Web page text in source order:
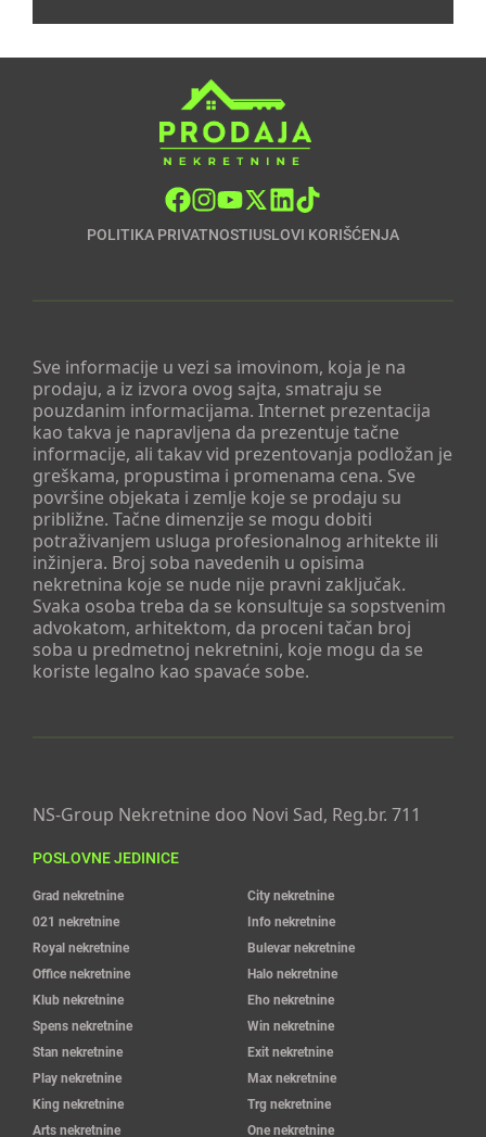
POLITIKA PRIVATNOSTIUSLOVI KORIŠĆENJA
Sve informacije u vezi sa imovinom, koja je na
prodaju, a iz izvora ovog sajta, smatraju se
pouzdanim informacijama. Internet prezentacija
kao takva je napravljena da prezentuje tačne
informacije, ali takav vid prezentovanja podložan je
greškama, propustima i promenama cena. Sve
površine objekata i zemlje koje se prodaju su
približne. Tačne dimenzije se mogu dobiti
potraživanjem usluga profesionalnog arhitekte ili
inžinjera. Broj soba navedenih u opisima
nekretnina koje se nude nije pravni zaključak.
Svaka osoba treba da se konsultuje sa sopstvenim
advokatom, arhitektom, da proceni tačan broj
soba u predmetnoj nekretnini, koje mogu da se
koriste legalno kao spavaće sobe.
NS-Group Nekretnine doo Novi Sad, Reg.br. 711
POSLOVNE JEDINICE
Grad nekretnine
City nekretnine
021 nekretnine
Info nekretnine
Royal nekretnine
Bulevar nekretnine
Office nekretnine
Halo nekretnine
Klub nekretnine
Eho nekretnine
Spens nekretnine
Win nekretnine
Stan nekretnine
Exit nekretnine
Play nekretnine
Max nekretnine
King nekretnine
Trg nekretnine
Arts nekretnine
One nekretnine